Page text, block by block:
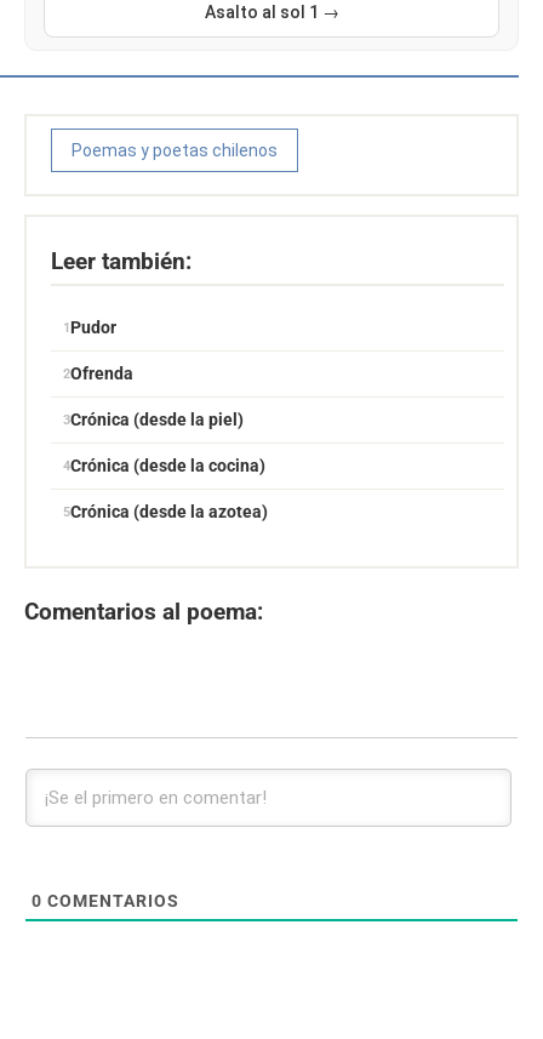
Asalto al sol 1 →
Poemas y poetas chilenos
Leer también:
Pudor
Ofrenda
Crónica (desde la piel)
Crónica (desde la cocina)
Crónica (desde la azotea)
Comentarios al poema:
0 COMENTARIOS